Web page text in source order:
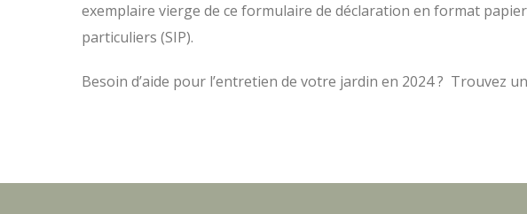
exemplaire vierge de ce formulaire de déclaration en format
particuliers (SIP).
Besoin d’aide pour l’entretien de votre jardin en 2024 ? Trouvez un